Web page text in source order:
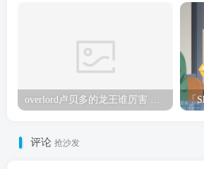
overlord卢贝多的龙王谁厉害 「Overlord」露普斯蕾琪娜·贝塔手办开订
评论 抢沙发